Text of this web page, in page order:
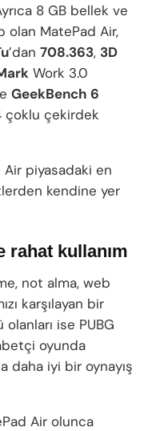
8 GB bellek ve
olan MatePad Air,
’dan 708.363, 3D
Work 3.0
GeekBench 6
çoklu çekirdek
Air piyasadaki en
kendine yer
rahat kullanım
not alma, web
karşılayan bir
ise PUBG
oyunda
daha iyi bir oynayış
Air olunca